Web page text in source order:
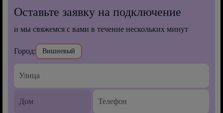
Оставьте заявку на подключение
и мы свяжемся с вами в течение нескольких минут
Город: Вишневый